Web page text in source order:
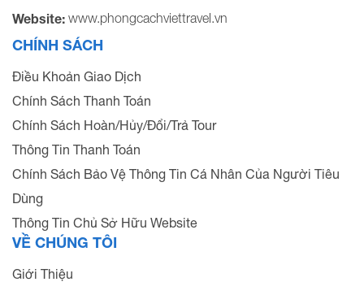
Website: www.phongcachviettravel.vn
CHÍNH SÁCH
Điều Khoản Giao Dịch
Chính Sách Thanh Toán
Chính Sách Hoàn/Hủy/Đổi/Trả Tour
Thông Tin Thanh Toán
Chính Sách Bảo Vệ Thông Tin Cá Nhân Của Người Tiêu
Dùng
Thông Tin Chủ Sở Hữu Website
VỀ CHÚNG TÔI
Giới Thiệu